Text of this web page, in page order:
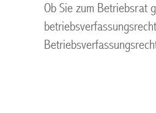
Ob Sie zum Betriebsrat